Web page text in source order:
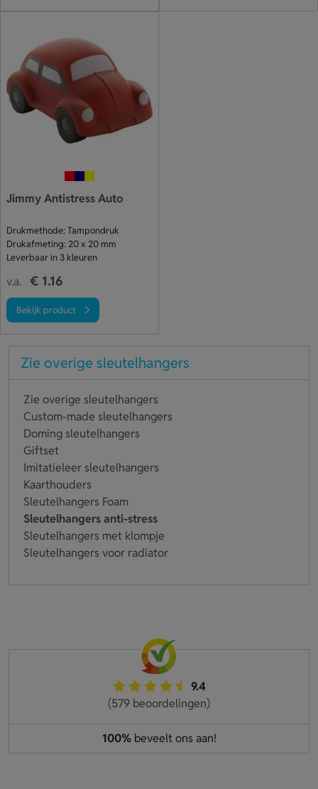
Jimmy Antistress Auto
Drukmethode: Tampondruk
Drukafmeting: 20 x 20 mm
Leverbaar in 3 kleuren
v.a. € 1.16
Bekijk product
Zie overige sleutelhangers
Zie overige sleutelhangers
Custom-made sleutelhangers
Doming sleutelhangers
Giftset
Imitatieleer sleutelhangers
Kaarthouders
Sleutelhangers Foam
Sleutelhangers anti-stress
Sleutelhangers met klompje
Sleutelhangers voor radiator
9.4
(579 beoordelingen)
100%beveelt ons aan!